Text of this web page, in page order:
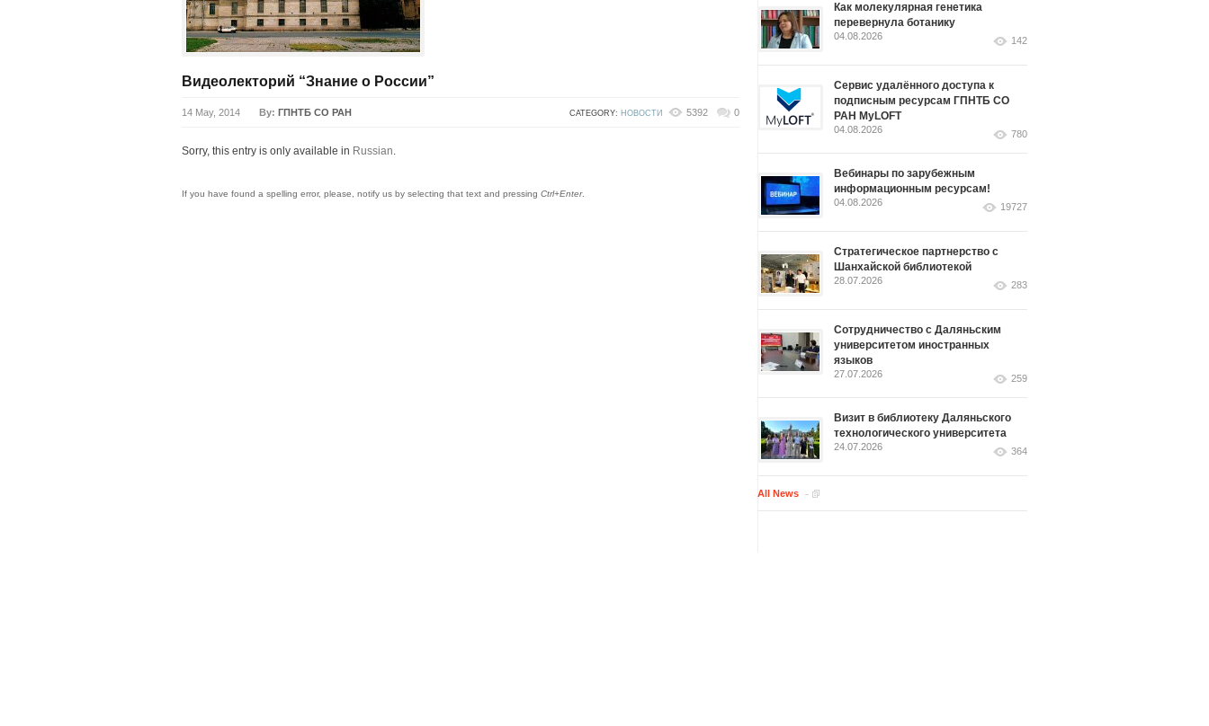
Видеолекторий “Знание о России”
14 May, 2014 By: ГПНТБ СО РАН CATEGORY: НОВОСТИ 5392 0
Sorry, this entry is only available in Russian.
If you have found a spelling error, please, notify us by selecting that text and pressing Ctrl+Enter.
Как молекулярная генетика
перевернула ботанику
04.08.2026 142
Сервис удалённого доступа к
подписным ресурсам ГПНТБ СО
РАН MyLOFT
04.08.2026 780
Вебинары по зарубежным
информационным ресурсам!
04.08.2026 19727
Стратегическое партнерство с
Шанхайской библиотекой
28.07.2026 283
Сотрудничество с Даляньским
университетом иностранных
языков
27.07.2026 259
Визит в библиотеку Даляньского
технологического университета
24.07.2026 364
All News